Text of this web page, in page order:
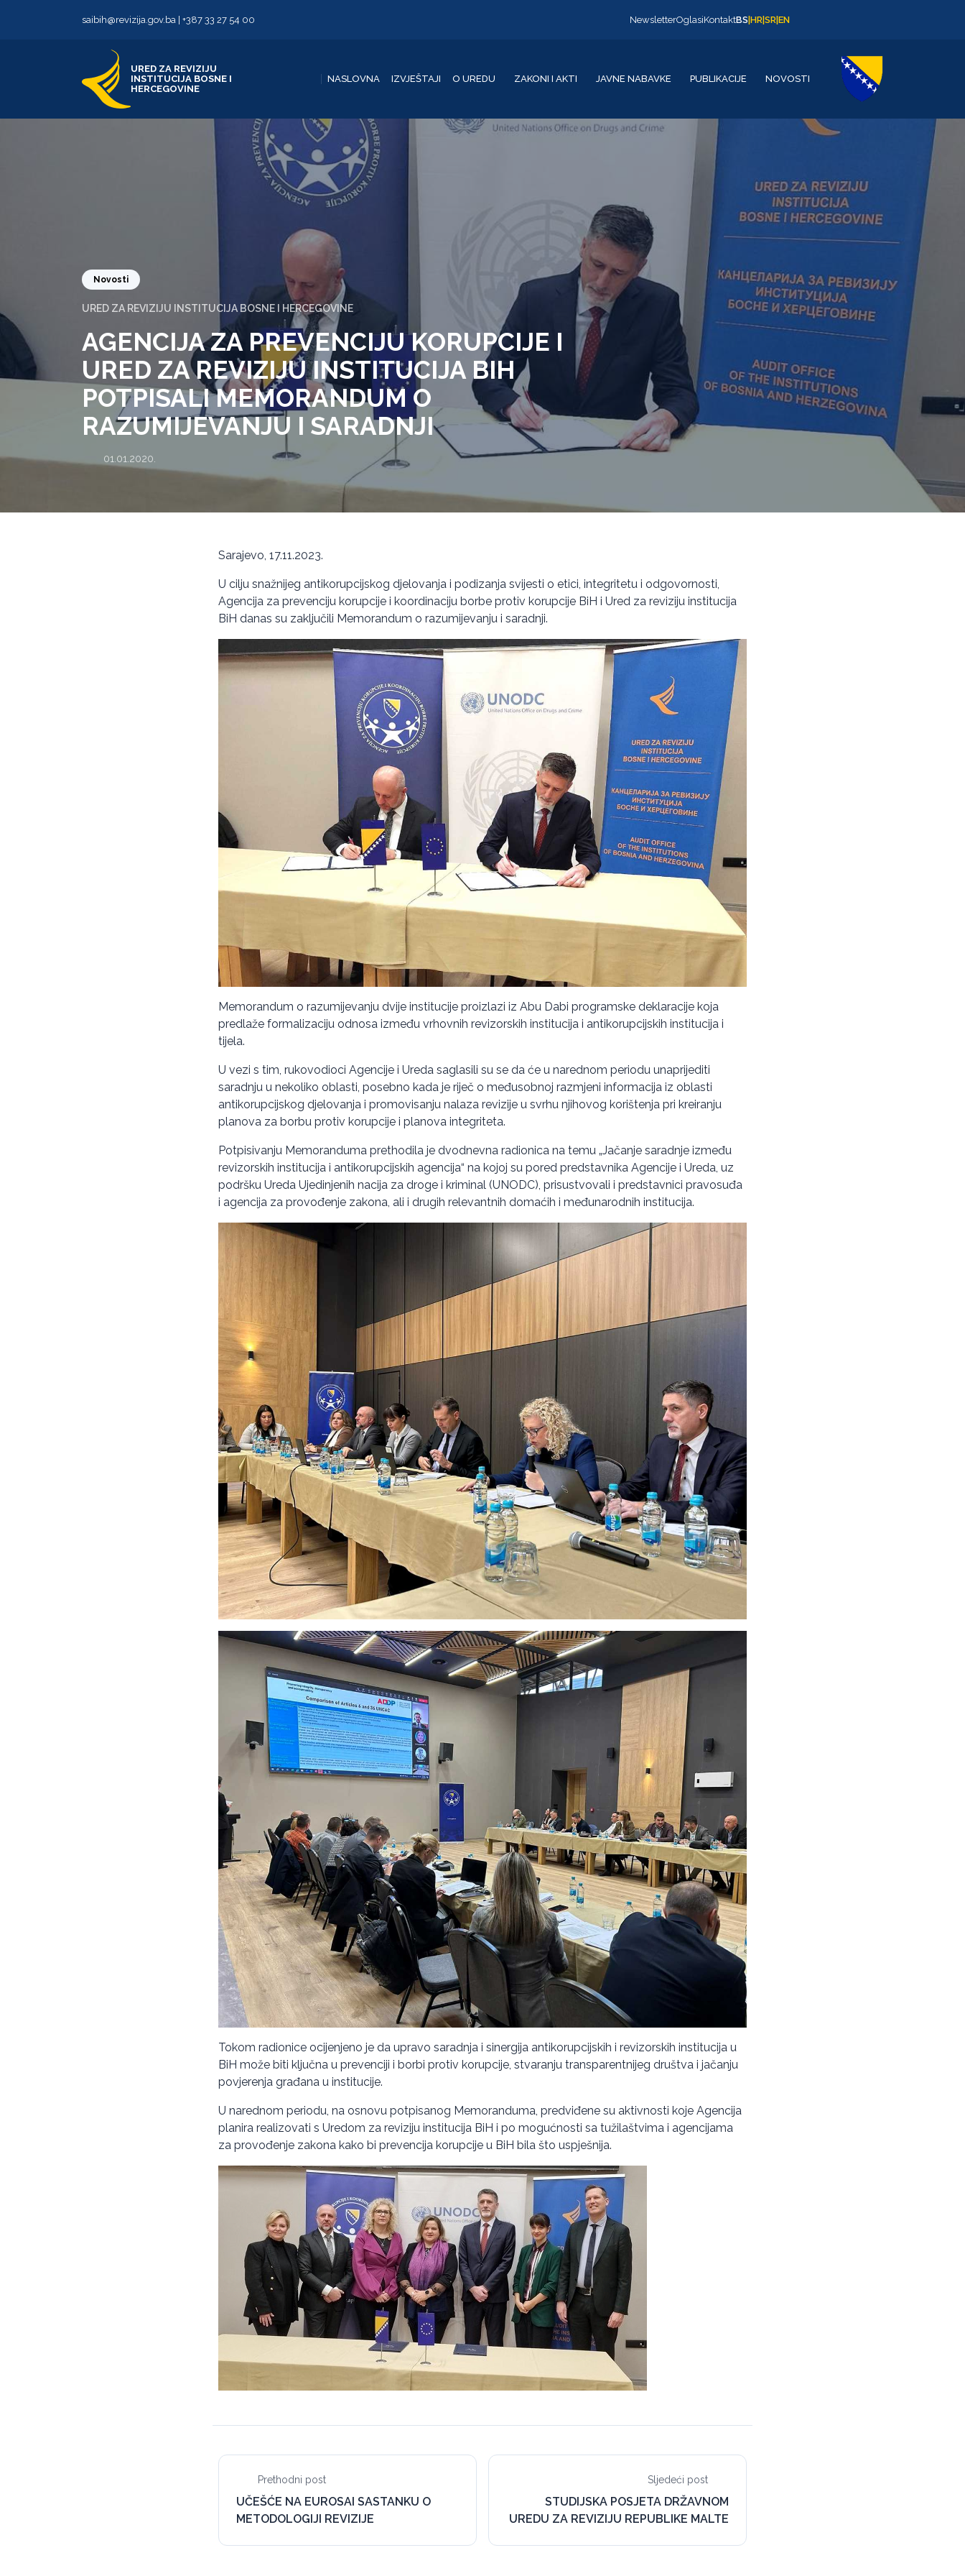
saibih@revizija.gov.ba +387 33 27 54 00 NewsletterOglasiKontaktBS HR SR EN
URED ZA REVIZIJU
INSTITUCIJA BOSNE I
HERCEGOVINE
NASLOVNA IZVJEŠTAJI O UREDU ZAKONI I AKTI JAVNE NABAVKE PUBLIKACIJE NOVOSTI
Novosti
URED ZA REVIZIJU INSTITUCIJA BOSNE I HERCEGOVINE
AGENCIJA ZA PREVENCIJU KORUPCIJE I
URED ZA REVIZIJU INSTITUCIJA BIH
POTPISALI MEMORANDUM O
RAZUMIJEVANJU I SARADNJI
01.01.2020.
Sarajevo, 17.11.2023.
U cilju snažnijeg antikorupcijskog djelovanja i podizanja svijesti o etici, integritetu i odgovornosti,
Agencija za prevenciju korupcije i koordinaciju borbe protiv korupcije BiH i Ured za reviziju institucija
BiH danas su zaključili Memorandum o razumijevanju i saradnji.
Memorandum o razumijevanju dvije institucije proizlazi iz Abu Dabi programske deklaracije koja
predlaže formalizaciju odnosa između vrhovnih revizorskih institucija i antikorupcijskih institucija i
tijela.
U vezi s tim, rukovodioci Agencije i Ureda saglasili su se da će u narednom periodu unaprijediti
saradnju u nekoliko oblasti, posebno kada je riječ o međusobnoj razmjeni informacija iz oblasti
antikorupcijskog djelovanja i promovisanju nalaza revizije u svrhu njihovog korištenja pri kreiranju
planova za borbu protiv korupcije i planova integriteta.
Potpisivanju Memoranduma prethodila je dvodnevna radionica na temu „Jačanje saradnje između
revizorskih institucija i antikorupcijskih agencija“ na kojoj su pored predstavnika Agencije i Ureda, uz
podršku Ureda Ujedinjenih nacija za droge i kriminal (UNODC), prisustvovali i predstavnici pravosuđa
i agencija za provođenje zakona, ali i drugih relevantnih domaćih i međunarodnih institucija.
Tokom radionice ocijenjeno je da upravo saradnja i sinergija antikorupcijskih i revizorskih institucija u
BiH može biti ključna u prevenciji i borbi protiv korupcije, stvaranju transparentnijeg društva i jačanju
povjerenja građana u institucije.
U narednom periodu, na osnovu potpisanog Memoranduma, predviđene su aktivnosti koje Agencija
planira realizovati s Uredom za reviziju institucija BiH i po mogućnosti sa tužilaštvima i agencijama
za provođenje zakona kako bi prevencija korupcije u BiH bila što uspješnija.
Prethodni post
UČEŠĆE NA EUROSAI SASTANKU O
METODOLOGIJI REVIZIJE
Sljedeći post
STUDIJSKA POSJETA DRŽAVNOM
UREDU ZA REVIZIJU REPUBLIKE MALTE